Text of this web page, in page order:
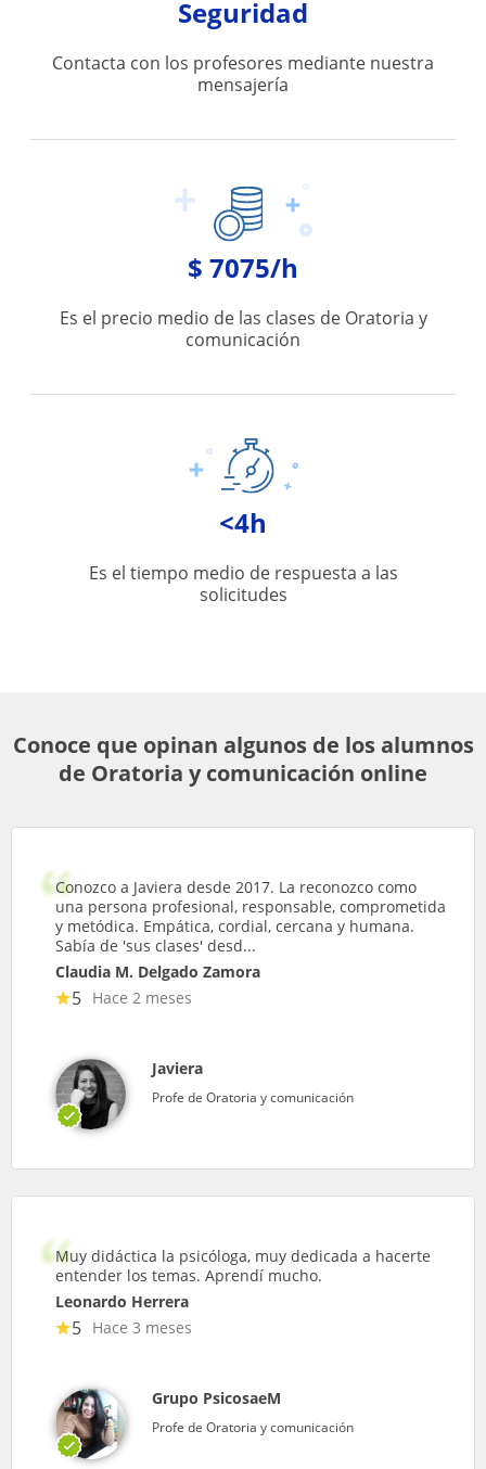
Seguridad
Contacta con los profesores mediante nuestra
mensajería
$ 7075/h
Es el precio medio de las clases de Oratoria y
comunicación
<4h
Es el tiempo medio de respuesta a las
solicitudes
Conoce que opinan algunos de los alumnos
de Oratoria y comunicación online
Conozco a Javiera desde 2017. La reconozco como
una persona profesional, responsable, comprometida
y metódica. Empática, cordial, cercana y humana.
Sabía de 'sus clases' desd...
Claudia M. Delgado Zamora
5 Hace 2 meses
Javiera
Profe de Oratoria y comunicación
Muy didáctica la psicóloga, muy dedicada a hacerte
entender los temas. Aprendí mucho.
Leonardo Herrera
5 Hace 3 meses
Grupo PsicosaeM
Profe de Oratoria y comunicación